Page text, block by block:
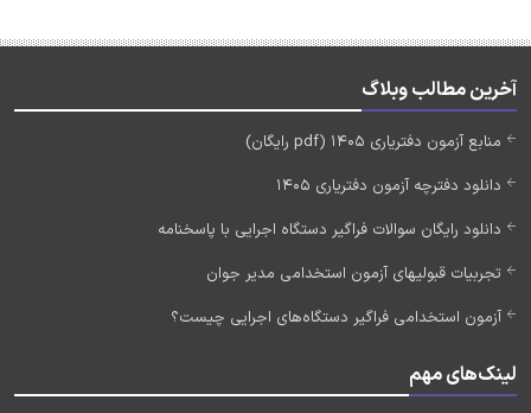
آخرین مطالب وبلاگ
منابع آزمون دفتریاری 1405 (pdf رایگان)
دانلود دفترچه آزمون دفتریاری 1405
دانلود رایگان سوالات فراگیر دستگاه اجرایی با پاسخنامه
تجربیات قبولیهای آزمون استخدامی مدیر جوان
آزمون استخدامی فراگیر دستگاه‌های اجرایی چیست؟
لینک‌های مهم